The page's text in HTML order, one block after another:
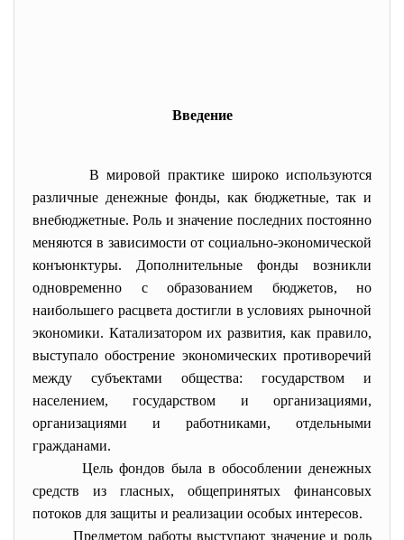
Введение
В мировой практике широко используются
различные денежные фонды, как бюджетные, так и
внебюджетные. Роль и значение последних постоянно
меняются в зависимости от социально-экономической
конъюнктуры. Дополнительные фонды возникли
одновременно с образованием бюджетов, но
наибольшего расцвета достигли в условиях рыночной
экономики. Катализатором их развития, как правило,
выступало обострение экономических противоречий
между субъектами общества: государством и
населением, государством и организациями,
организациями и работниками, отдельными
гражданами.
Цель фондов была в обособлении денежных
средств из гласных, общепринятых финансовых
потоков для защиты и реализации особых интересов.
Предметом работы выступают значение и роль